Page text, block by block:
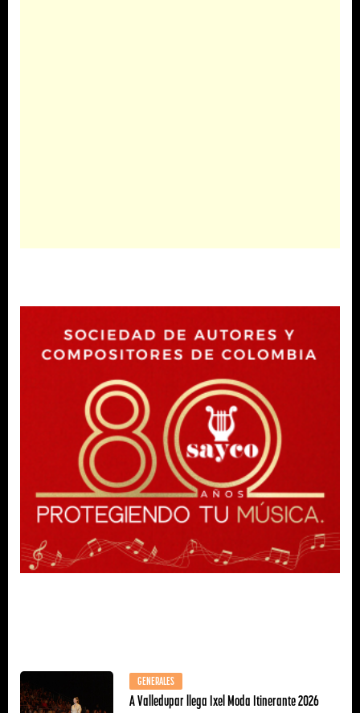
GENERALES
A Valledupar llega Ixel Moda Itinerante 2026